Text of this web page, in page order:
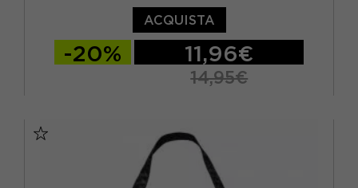
ACQUISTA
-20% 11,96€
14,95€